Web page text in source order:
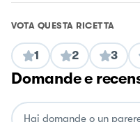
VOTA QUESTA RICETTA
1 2 3
Domande e